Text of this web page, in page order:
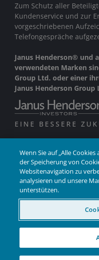
Zum Schutz aller
Kundenservice und zur
vorgeschriebenen
Telefongespräche
Janus Henderson® und
verwendeten Marken
Group Ltd. oder einer
Janus Henderson Group
EINE BESSERE
Wenn Sie auf „Alle
der Speicherung von
Websitenavigation zu
analysieren und unsere
unterstützen.